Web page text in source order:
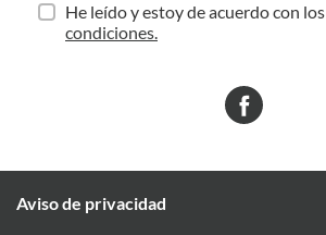
He leído y estoy de acuerdo con los
condiciones.
Aviso de privacidad